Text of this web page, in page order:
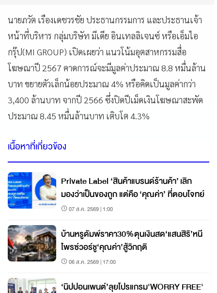
นายภวัต เรืองเดชวรชัย ประธานกรรมการ และประธานเจ้า
หน้าที่บริหาร กลุ่มบริษัท มีเดีย อินเทลลิเจนซ์ หรือเอ็มไอ
กรุ๊ป(MI GROUP) เปิดเผยว่า แนวโน้มอุตสาหกรรมสื่อ
โฆษณาปี 2567 คาดการณ์จะมีมูลค่าประมาณ 8.8 หมื่นล้าน
บาท ขยายตัวเล็กน้อยประมาณ 4% หรือคิดเป็นมูลค่ากว่า
3,400 ล้านบาท จากปี 2566 ซึ่งปิดปีเม็ดเงินโฆษณาสะพัด
ประมาณ 8.45 หมื่นล้านบาท เติบโต 4.3%
เนื้อหาที่เกี่ยวข้อง
Private Label ‘สินค้าแบรนด์ร้านค้า’ เลิก
มองว่าเป็นของถูก แต่คือ ‘คุณค่า’ ที่ตอบโจทย์
07 ส.ค. 2569 | 1:00
บ้านหรูดัมพ์ราคา30%ตุนเงินสด‘แสนสิริ’หนี
ไพรซ์วอร์ชู‘คุณค่า’สู้วิกฤติ
06 ส.ค. 2569 | 17:00
‘นิปปอนเพนต์’ลุยโปรแกรม'WORRY FREE'